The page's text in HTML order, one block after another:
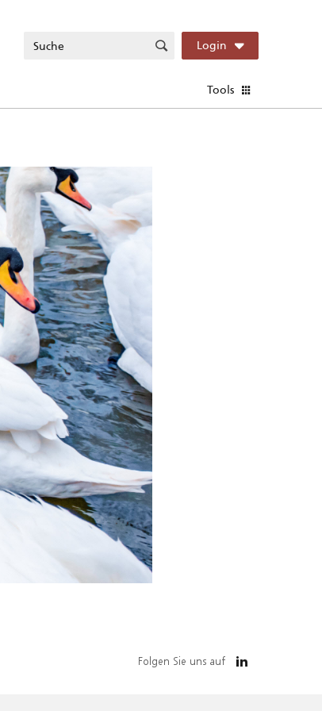
Login
Tools
Folgen Sie uns auf